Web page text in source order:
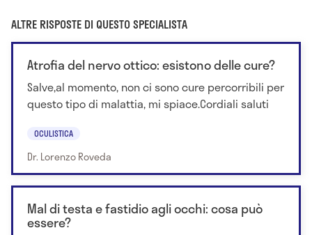
ALTRE RISPOSTE DI QUESTO SPECIALISTA
Atrofia del nervo ottico: esistono delle cure?
Salve,al momento, non ci sono cure percorribili per
questo tipo di malattia, mi spiace.Cordiali saluti
OCULISTICA
Dr. Lorenzo Roveda
Mal di testa e fastidio agli occhi: cosa può
essere?